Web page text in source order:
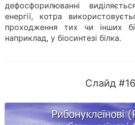
дефосфорилюванні
енергії, котра
проходження тих чи інших
наприклад, у біо­синтезі білка.
Слайд #16